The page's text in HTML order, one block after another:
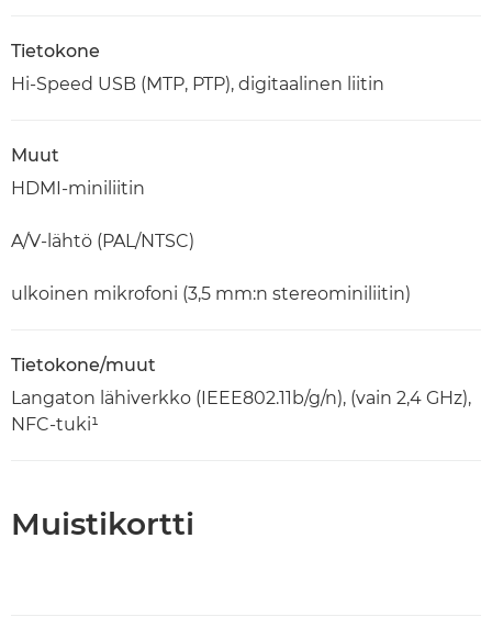
Tietokone
Hi-Speed USB (MTP, PTP), digitaalinen liitin
Muut
HDMI-miniliitin
A/V-lähtö (PAL/NTSC)
ulkoinen mikrofoni (3,5 mm:n stereominiliitin)
Tietokone/muut
Langaton lähiverkko (IEEE802.11b/g/n), (vain 2,4 GHz),
NFC-tuki¹
Muistikortti